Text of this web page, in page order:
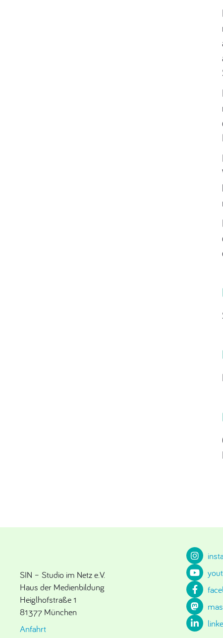
SIN – Studio im Netz e.V.
Haus der Medienbildung
Heiglhofstraße 1
81377 München
Anfahrt